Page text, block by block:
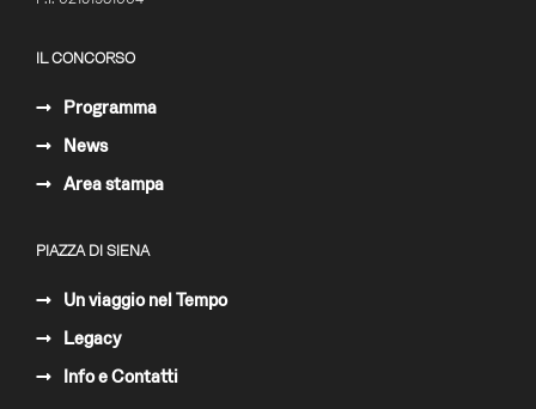
IL CONCORSO
Programma
News
Area stampa
PIAZZA DI SIENA
Un viaggio nel Tempo
Legacy
Info e Contatti